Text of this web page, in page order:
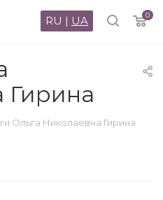
0
RU | UA
Гирина
Ольга Николаевна Гирина